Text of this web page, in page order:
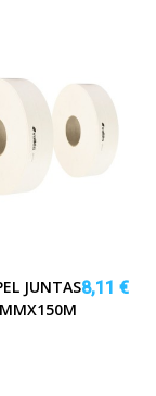
JUNTAS8,11 €